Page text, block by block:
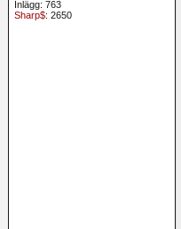
Inlägg: 763
Sharp$: 2650